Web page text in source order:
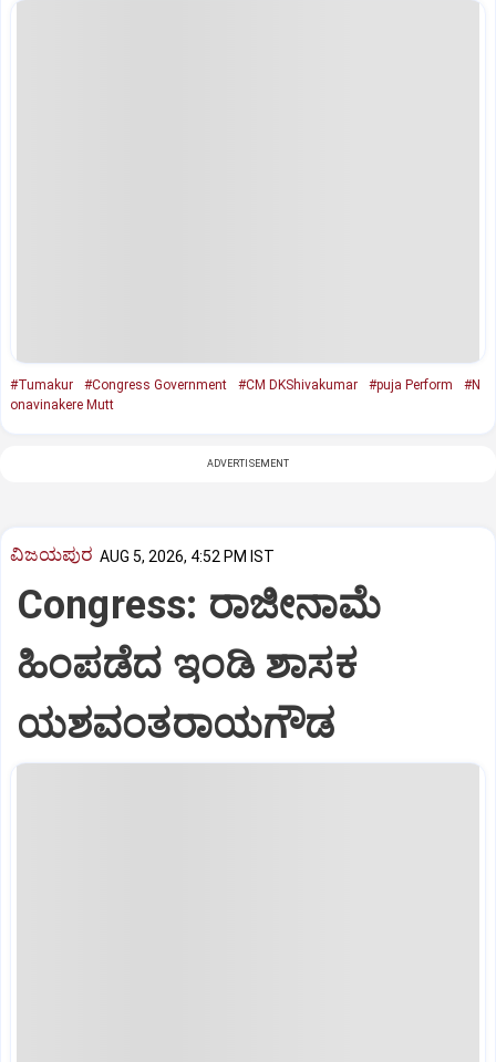
#Tumakur #Congress Government #CM DKShivakumar #puja Perform
#N
onavinakere Mutt
ADVERTISEMENT
ವಿಜಯಪುರ AUG 5, 2026, 4:52 PM IST
Congress: ರಾಜೀನಾಮೆ
ಹಿಂಪಡೆದ ಇಂಡಿ ಶಾಸಕ
ಯಶವಂತರಾಯಗೌಡ